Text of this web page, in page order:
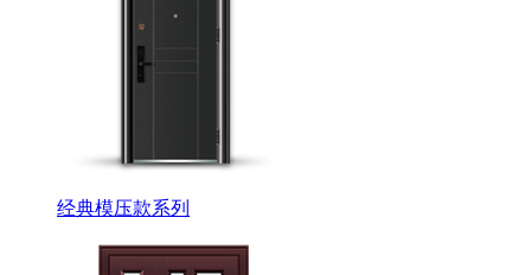
经典模压款系列